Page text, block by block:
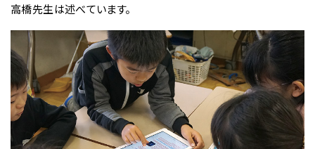
高橋先生は述べています。